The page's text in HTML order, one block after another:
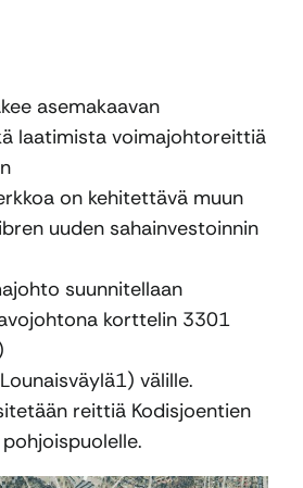
asemakaavan
laatimista voimajohtoreittiä
on kehitettävä muun
uuden sahainvestoinnin
suunnitellaan
korttelin 3301
välille.
reittiä Kodisjoentien